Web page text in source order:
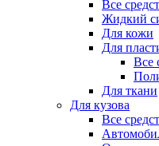
Все
Жидкий
Для кожи
Для
Все
Для ткани
Для кузова
Все